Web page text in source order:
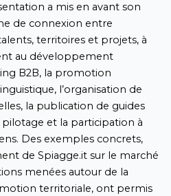
a mis en avant son
de connexion entre
territoires et projets, à
au développement
B2B, la promotion
l’organisation de
la publication de guides
et la participation à
Des exemples concrets,
de Spiagge.it sur le marché
menées autour de la
territoriale, ont permis